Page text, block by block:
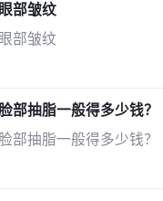
部皱纹
部皱纹
部抽脂一般得多少钱？
部抽脂一般得多少钱？